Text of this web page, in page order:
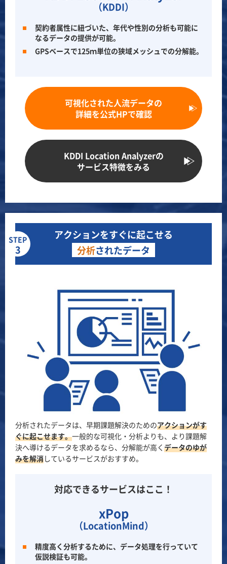
（KDDI）
契約者属性に紐づいた、年代や性別の分析も可能に
なるデータの提供が可能。
GPSベースで125ｍ単位の狭域メッシュでの分解能。
可視化された人流データの
詳細を公式HPで確認
KDDI Location Analyzerの
サービス特徴をみる
STEP
3
アクションをすぐに起こせる
分析されたデータ
分析されたデータは、早期課題解決のためのアクションがす
ぐに起こせます。一般的な可視化・分析よりも、より課題解
決へ導けるデータを求めるなら、分解能が高く データのゆが
みを解消しているサービスがおすすめ。
対応できるサービスはここ！
xPop
（LocationMind）
精度高く分析するために、データ処理を行っていて
仮説検証も可能。